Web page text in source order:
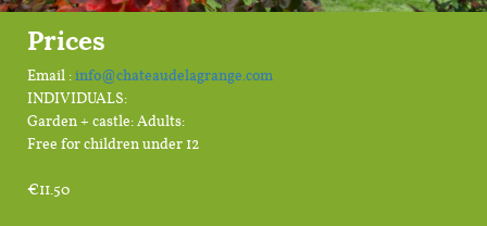
Prices
Email : info@chateaudelagrange.com
INDIVIDUALS:
Garden + castle: Adults:
Free for children under 12
€11.50